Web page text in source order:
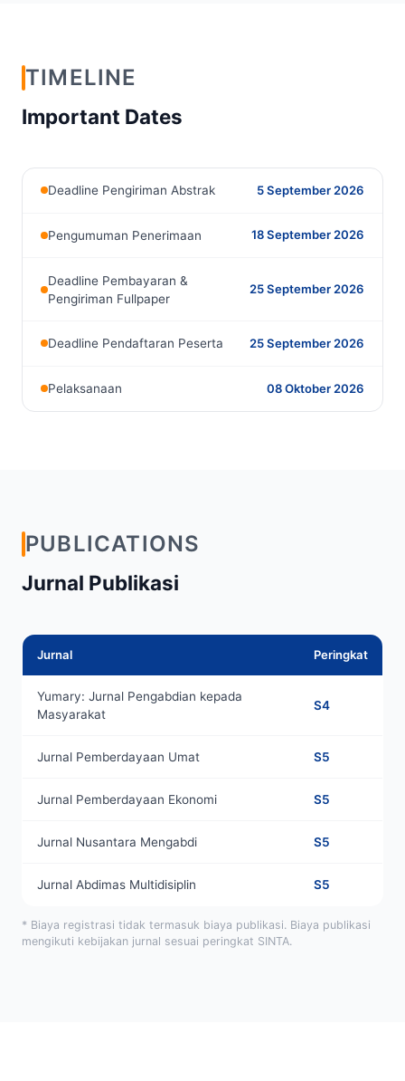
TIMELINE
Important Dates
Deadline Pengiriman Abstrak 5 September 2026
Pengumuman Penerimaan 18 September 2026
Deadline Pembayaran &
Pengiriman Fullpaper
25 September 2026
Deadline Pendaftaran Peserta 25 September 2026
Pelaksanaan 08 Oktober 2026
PUBLICATIONS
Jurnal Publikasi
Jurnal Peringkat
Yumary: Jurnal Pengabdian kepada
Masyarakat
S4
Jurnal Pemberdayaan Umat S5
Jurnal Pemberdayaan Ekonomi S5
Jurnal Nusantara Mengabdi S5
Jurnal Abdimas Multidisiplin S5
* Biaya registrasi tidak termasuk biaya publikasi. Biaya publikasi
mengikuti kebijakan jurnal sesuai peringkat SINTA.